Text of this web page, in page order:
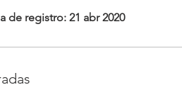
de registro: 21 abr 2020